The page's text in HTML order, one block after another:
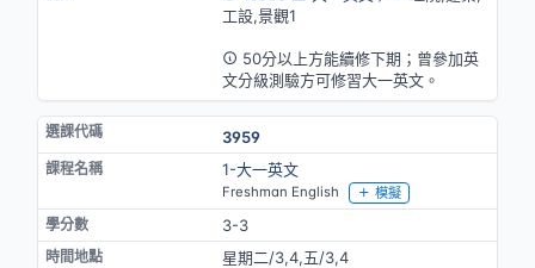
工設,景觀1
50分以上方能續修下期；曾參加英
文分級測驗方可修習大一英文。
3959
1-大一英文
Freshman English 模擬
3-3
星期二/3,4,五/3,4